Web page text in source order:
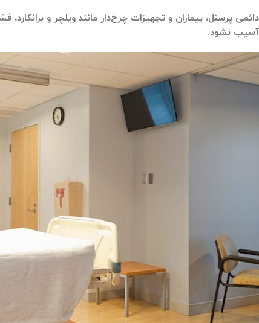
پرسنل، بیماران و تجهیزات چرخ‌دار مانند ویلچر و برانکارد،
آسیب نشود.